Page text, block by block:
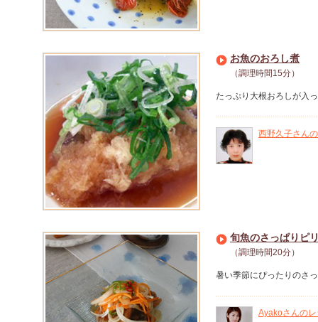
お魚のおろし煮
（調理時間15分）
たっぷり大根おろしが入
西野久子さん
旬魚のさっぱりピ
（調理時間20分）
暑い季節にぴったりのさ
Ayakoさんの